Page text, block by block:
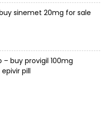
sinemet 20mg for sale
– buy provigil 100mg
pill